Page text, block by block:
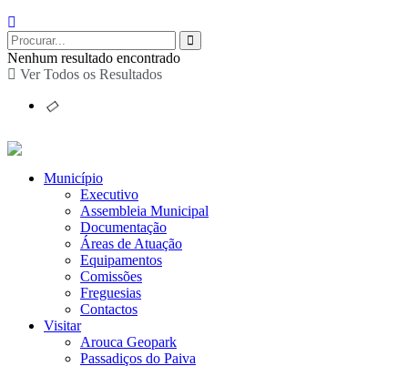
Nenhum resultado encontrado
Ver Todos os Resultados
Município
Executivo
Assembleia Municipal
Documentação
Áreas de Atuação
Equipamentos
Comissões
Freguesias
Contactos
Visitar
Arouca Geopark
Passadiços do Paiva